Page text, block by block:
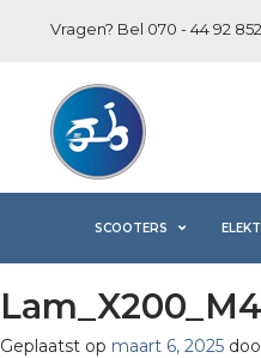
Vragen? Bel 070 - 44 92 852
SCOOTERS
Geplaatst op maart 6, 2025